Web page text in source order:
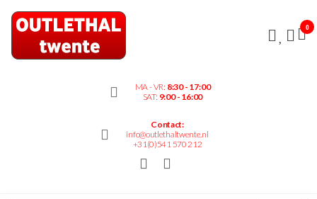
Outlethaltwente.nl
MA - VR: 8:30 - 17:00
SAT: 9:00 - 16:00
Contact:
info@outlethaltwente.nl
+31(0)541 570 212
0